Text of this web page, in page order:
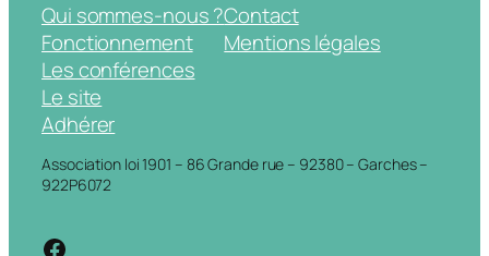
Qui sommes-nous ?
Fonctionnement
Les conférences
Le site
Adhérer
Contact
Mentions légales
Association loi 1901 – 86 Grande rue – 92380 – Garches –
922P6072
https://www.facebook.com/